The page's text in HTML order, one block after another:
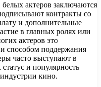
актеров заключаются
контракты со
и дополнительные
в главных ролях или
актеров это
способом поддержания
часто выступают в
и популярность
кино.